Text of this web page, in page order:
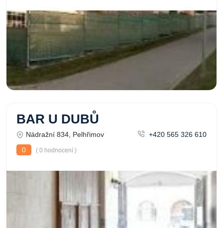
BAR U DUBŮ
Nádražní 834, Pelhřimov
+420 565 326 610
0
( 0 hodnocení )